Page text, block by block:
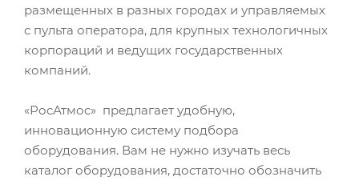
размещенных в разных городах и управляемых
с пульта оператора, для крупных технологичных
корпораций и ведущих государственных
компаний.
«РосАтмос» предлагает удобную,
инновационную систему подбора
оборудования. Вам не нужно изучать весь
каталог оборудования, достаточно обозначить